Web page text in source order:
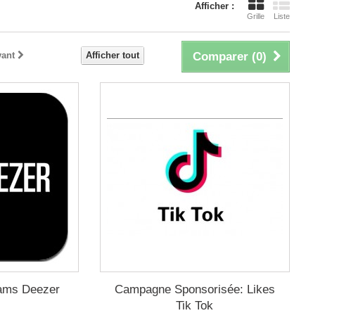
Afficher :
Grille Liste
Comparer (0)
Afficher tout
Deezer
Campagne Sponsorisée: Likes
Tik Tok